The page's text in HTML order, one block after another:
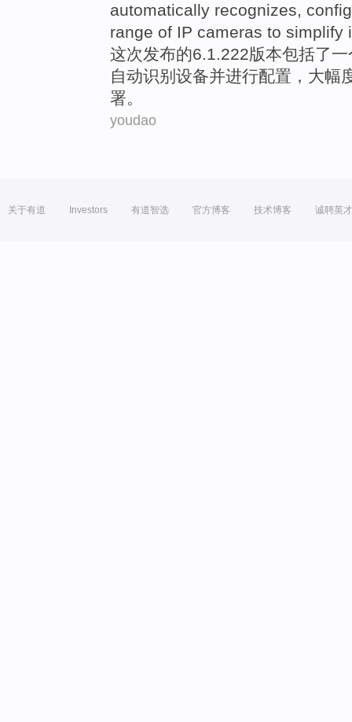
automatically recognizes,
range of IP cameras to simplify
这次发布的6.1.222版本包括了一
自动识别 设备并进行配置 ，大幅
署。
youdao
关于有道 Investors 有道智选 官方博客 技术博客 诚聘英才